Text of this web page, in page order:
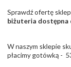
Sprawdź ofertę
biżuteria dostępna
W naszym sklepie
płacimy gotówką -